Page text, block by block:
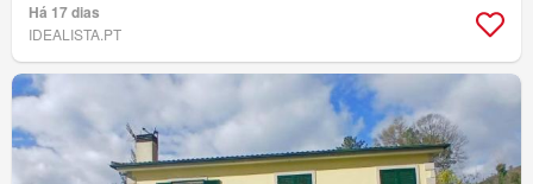
Há 17 dias
IDEALISTA.PT